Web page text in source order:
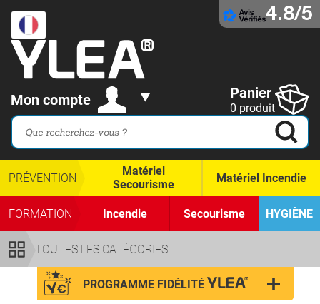
4.8/5
Mon compte Panier
0 produit
TOUTES LES CATÉGORIES
PRÉVENTION
Matériel
Secourisme
Matériel Incendie
FORMATION Incendie Secourisme HYGIÈNE
PROGRAMME FIDÉLITÉ